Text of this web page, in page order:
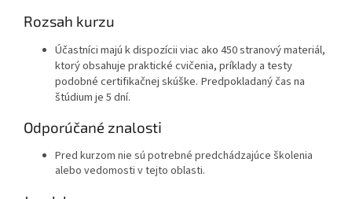
Rozsah kurzu
Účastníci majú k dispozícii viac ako 450 stranový materiál,
ktorý obsahuje praktické cvičenia, príklady a testy
podobné certifikačnej skúške. Predpokladaný čas na
štúdium je 5 dní.
Odporúčané znalosti
Pred kurzom nie sú potrebné predchádzajúce školenia
alebo vedomosti v tejto oblasti.